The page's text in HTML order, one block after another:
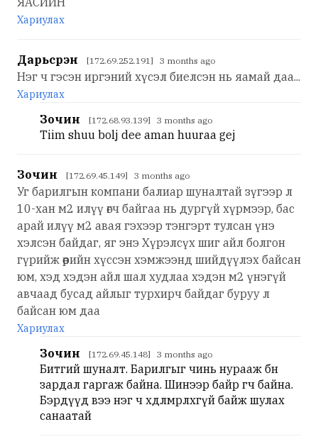
Хариулах
Дарьсүрэн [172.69.252.191] 3 months ago
Нэг ч гэсэн иргэний хүсэл биелсэн нь яамай даа...
Хариулах
Зочин [172.68.93.139] 3 months ago
Tiim shuu bolj dee aman huuraa gej
Зочин [172.69.45.149] 3 months ago
Уг барилгын компани балиар шуналтай зүгээр л
10-хан м2 илүү өгч байгаа нь дургүй хүрмээр, бас
арай илүү м2 авая гэхээр тэнгэрт тулсан үнэ
хэлсэн байдаг, яг энэ Хүрэлсүх шиг айл болгон
гүрийж өөрийн хүссэн хэмжээнд шийдүүлэх байсан
юм, хэд хэдэн айл шал худлаа хэдэн м2 үнэгүй
авчаад бусад айлыг турхирч байдаг буруу л
байсан юм даа
Хариулах
Зочин [172.69.45.148] 3 months ago
Битгий шуналт. Барилгыг чинь нурааж бөөн
зардал гаргаж байна. Шинээр байр өгч байна.
Бэрдүүд вээ нэг ч хөдөлмөрлөхгүй байж шулах
санаатай